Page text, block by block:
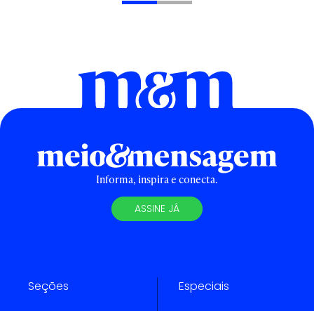
Informa, inspira e conecta.
ASSINE JÁ
Seções Especiais